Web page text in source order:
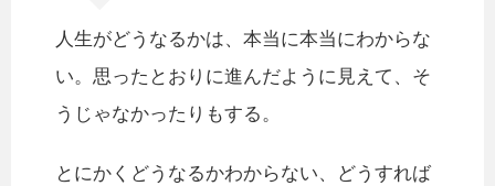
人生がどうなるかは、本当に本当にわからな
い。思ったとおりに進んだように見えて、そ
うじゃなかったりもする。
とにかくどうなるかわからない、どうすれば